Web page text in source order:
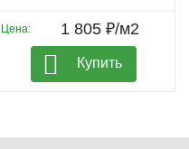
Цена: 1 805 ₽/м2
Купить